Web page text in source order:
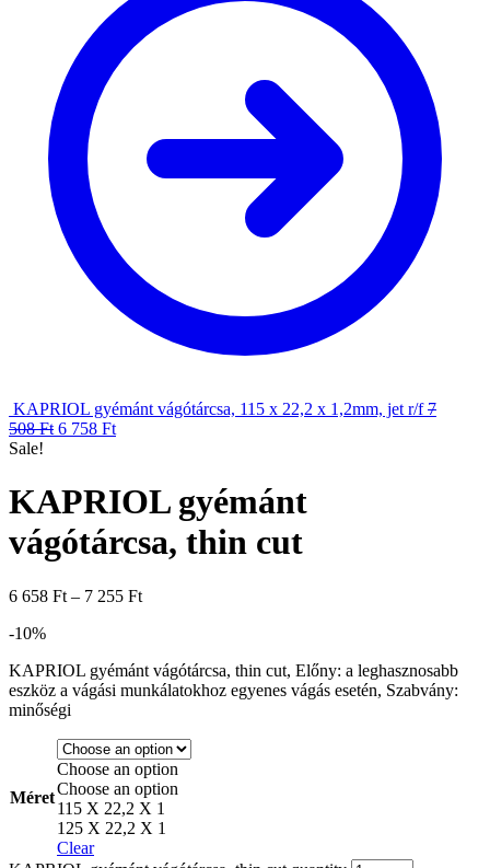
KAPRIOL gyémánt vágótárcsa, 115 x 22,2 x 1,2mm, jet r/f 7
508Ft 6 758 Ft
Sale!
KAPRIOL gyémánt
vágótárcsa, thin cut
6 658 Ft – 7 255 Ft
-10%
KAPRIOL gyémánt vágótárcsa, thin cut, Előny: a leghasznosabb
eszköz a vágási munkálatokhoz egyenes vágás esetén, Szabvány:
minőségi
Méret
Choose an option
Choose an option
115 X 22,2 X 1
125 X 22,2 X 1
Clear